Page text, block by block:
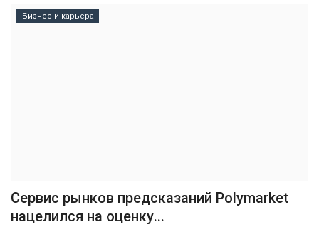
Бизнес и карьера
Сервис рынков предсказаний Polymarket
нацелился на оценку...